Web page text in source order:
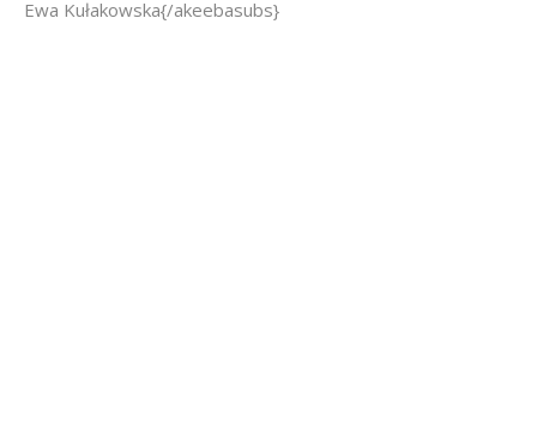
Ewa Kułakowska{/akeebasubs}